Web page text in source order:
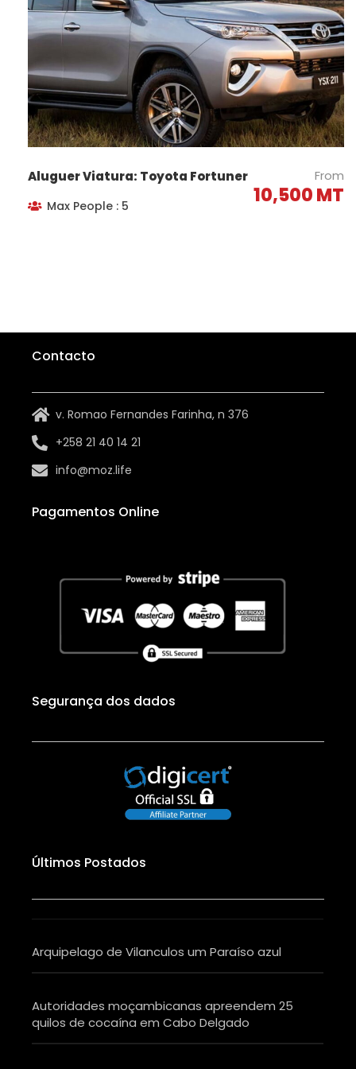
Grávidas
Pessoas com problemas na coluna
Pessoas com mobilidade reduzida
Cadeirantes
Pessoas submetidas a cirurgia recente
Fotos
Aluguer Viatura: Toyota Fortuner From
10,500 MT
Max People : 5
Contacto
v. Romao Fernandes Farinha, n 376
+258 21 40 14 21
info@moz.life
Pagamentos Online
Segurança dos dados
Últimos Postados
Arquipelago de Vilanculos um Paraíso azul
Autoridades moçambicanas apreendem 25
quilos de cocaína em Cabo Delgado